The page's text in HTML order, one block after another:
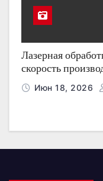
Лазерная
скорость
Июн 18, 2026